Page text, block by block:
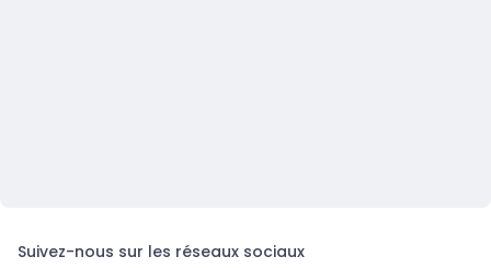
Suivez-nous sur les réseaux sociaux